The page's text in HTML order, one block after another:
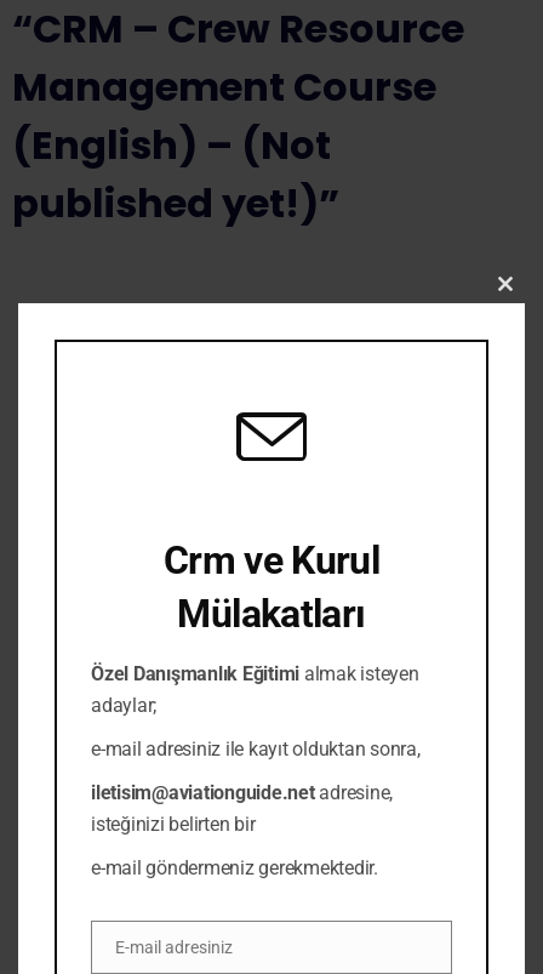
“CRM – Crew Resource
Management Course
(English) – (Not
published yet!)”
marked*
*
Crm ve Kurul
Mülakatları
Özel Danışmanlık Eğitimi almak isteyen
adaylar;
e-mail adresiniz ile kayıt olduktan sonra,
iletisim@aviationguide.netadresine,
isteğinizi belirten bir
e-mail göndermeniz gerekmektedir.
Email
E-mail adresiniz